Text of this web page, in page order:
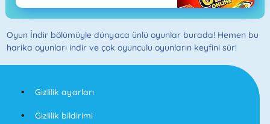
Oyun İndir bölümüyle dünyaca ünlü oyunlar burada! Hemen bu
harika oyunları indir ve çok oyunculu oyunların keyfini sür!
Gizlilik ayarları
Gizlilik bildirimi